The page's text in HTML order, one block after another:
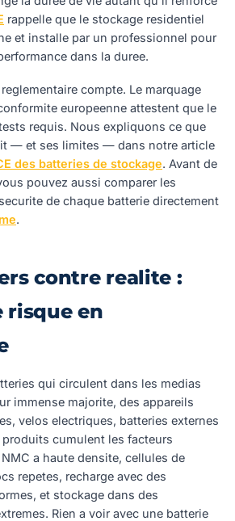
rappelle que le stockage residentiel
et installe par un professionnel pour
dans la duree.
compte. Le marquage
europeenne attestent que le
requis. Nous expliquons ce que
— et ses limites — dans notre article
des batteries de stockage. Avant de
pouvez aussi comparer les
de chaque batterie directement
.
contre realite :
risque en
qui circulent dans les medias
immense majorite, des appareils
velos electriques, batteries externes
produits cumulent les facteurs
a haute densite, cellules de
repetes, recharge avec des
et stockage dans des
Rien a voir avec une batterie